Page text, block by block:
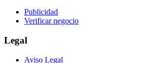
Publicidad
Verificar negocio
Legal
Aviso Legal